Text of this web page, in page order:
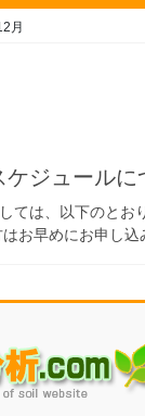
月
ジュールに
ては、以下のと
お早めにお申し